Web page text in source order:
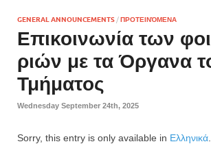
GENERAL ANNOUNCEMENTS /ΠΡΟΤΕΙΝΌΜΕΝΑ
Επικοινωνία των
ριών με τα Όργανα
Τμήματος
Wednesday September 24th, 2025
Sorry, this entry is only available in Ελληνικά